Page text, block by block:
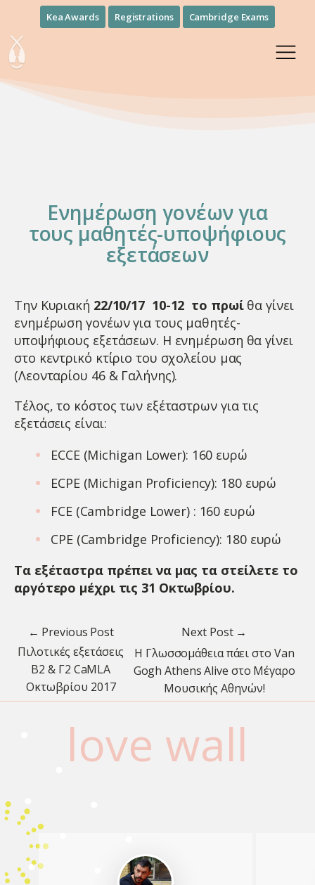
Kea Awards Registrations Cambridge Exams
Ενημέρωση γονέων για
τους μαθητές-υποψήφιους
εξετάσεων
Την Κυριακή 22/10/17 10-12 το πρωίθα γίνει
ενημέρωση γονέων για τους μαθητές-
υποψήφιους εξετάσεων. Η ενημέρωση θα γίνει
στο κεντρικό κτίριο του σχολείου μας
(Λεονταρίου 46 & Γαλήνης).
Τέλος, το κόστος των εξέταστρων για τις
εξετάσεις είναι:
ECCE (Michigan Lower): 160 ευρώ
ECPE (Michigan Proficiency): 180 ευρώ
FCE (Cambridge Lower) : 160 ευρώ
CPE (Cambridge Proficiency): 180 ευρώ
Τα εξέταστρα πρέπει να μας τα στείλετε το
αργότερο μέχρι τις 31 Οκτωβρίου.
← Previous Post
Πιλοτικές εξετάσεις
Β2 & Γ2 CaMLA
Οκτωβρίου 2017
Next Post →
H Γλωσσομάθεια πάει στο Van
Gogh Athens Alive στο Μέγαρο
Μουσικής Αθηνών!
love wall